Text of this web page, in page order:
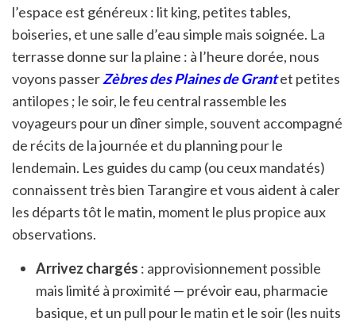
l’espace est généreux : lit king, petites tables,
boiseries, et une salle d’eau simple mais soignée. La
terrasse donne sur la plaine : à l’heure dorée, nous
voyons passerZèbres des Plaines de Grantet petites
antilopes ; le soir, le feu central rassemble les
voyageurs pour un dîner simple, souvent accompagné
de récits de la journée et du planning pour le
lendemain. Les guides du camp (ou ceux mandatés)
connaissent très bien Tarangire et vous aident à caler
les départs tôt le matin, moment le plus propice aux
observations.
Arrivez chargés : approvisionnement possible
mais limité à proximité — prévoir eau, pharmacie
basique, et un pull pour le matin et le soir (les nuits